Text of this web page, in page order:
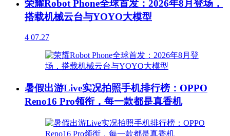
荣耀Robot Phone全球首发：2026年8月登场，
搭载机械云台与YOYO大模型
4 07.27
暑假出游Live实况拍照手机排行榜：OPPO
Reno16 Pro领衔，每一款都是真香机